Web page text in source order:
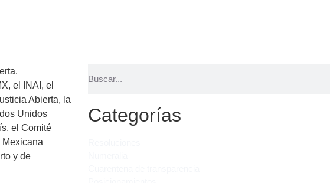
el INAI, el
Abierta, la
Unidos
el Comité
Mexicana
y de
Categorías